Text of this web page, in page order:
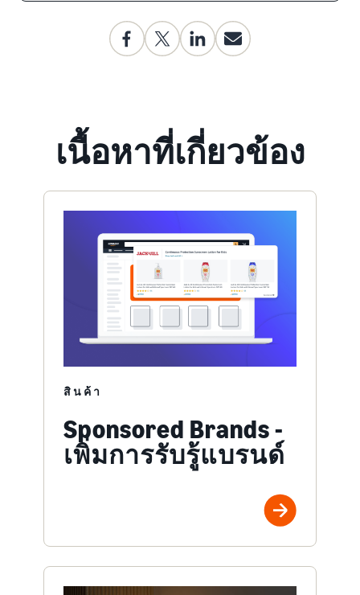
เนื้อหาที่เกี่ยวข้อง
สินค้า
Sponsored Brands -
เพิ่มการรับรู้แบรนด์